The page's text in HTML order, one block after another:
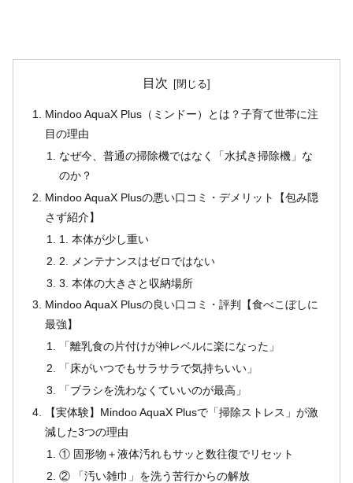
目次
Mindoo AquaX Plus（ミンドー）とは？子育て世帯に注
目の理由
なぜ今、普通の掃除機ではなく「水拭き掃除機」な
のか？
Mindoo AquaX Plusの悪い口コミ・デメリット【包み隠
さず紹介】
1. 本体が少し重い
2. メンテナンスはゼロではない
3. 本体の大きさと収納場所
Mindoo AquaX Plusの良い口コミ・評判【食べこぼしに
最強】
「離乳食の片付けが神レベルに楽になった」
「床がいつでもサラサラで気持ちいい」
「ブラシを洗わなくていいのが最高」
【実体験】Mindoo AquaX Plusで「掃除ストレス」が激
減した3つの理由
① 固形物＋液体汚れもサッと数往復でリセット
② 「汚い雑巾」を洗う苦行からの解放